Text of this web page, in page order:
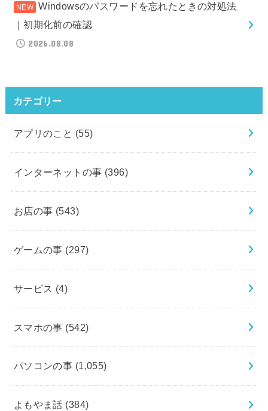
Windowsのパスワードを忘れたときの対処法
｜初期化前の確認
2026.08.08
カテゴリー
アプリのこと (55)
インターネットの事 (396)
お店の事 (543)
ゲームの事 (297)
サービス (4)
スマホの事 (542)
パソコンの事 (1,055)
よもやま話 (384)